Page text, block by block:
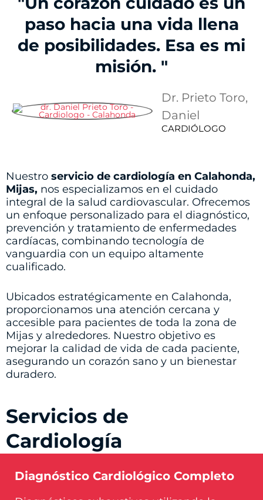
paso hacia una vida llena
de posibilidades. Esa es mi
misión. "
Dr. Prieto Toro,
Daniel
CARDIÓLOGO
Nuestro servicio de cardiología en Calahonda,
Mijas, nos especializamos en el cuidado
integral de la salud cardiovascular. Ofrecemos
un enfoque personalizado para el diagnóstico,
prevención y tratamiento de enfermedades
cardíacas, combinando tecnología de
vanguardia con un equipo altamente
cualificado.
Ubicados estratégicamente en Calahonda,
proporcionamos una atención cercana y
accesible para pacientes de toda la zona de
Mijas y alrededores. Nuestro objetivo es
mejorar la calidad de vida de cada paciente,
asegurando un corazón sano y un bienestar
duradero.
Servicios de
Cardiología
Diagnóstico Cardiológico Completo